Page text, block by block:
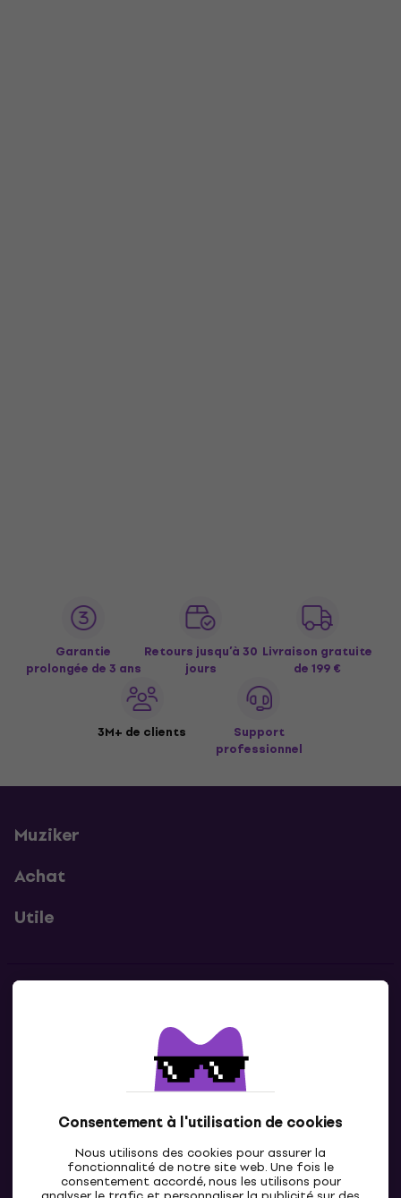
Consentement à l'utilisation de cookies
Nous utilisons des cookies pour assurer la
fonctionnalité de notre site web. Une fois le
consentement accordé, nous les utilisons pour
Garantie
prolongée de 3 ans
Retours jusqu’à 30
jours
Livraison gratuite
de 199 €
3M+ de clients
Support
professionnel
Muziker
Achat
Utile
Contacte nous